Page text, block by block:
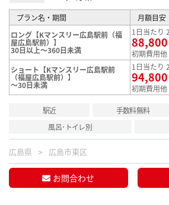
プラン名・期間
月額目安
ロング【Kマンスリー広島駅前（福
屋広島駅前）】
30日以上～360日未満
1日当たり
88,800
初期費用
ショート【Kマンスリー広島駅前
（福屋広島駅前）】
～30日未満
1日当たり
94,800
初期費用
駅近 手数料無料
風呂･トイレ別
広島県 広島市東区
お問合わせ